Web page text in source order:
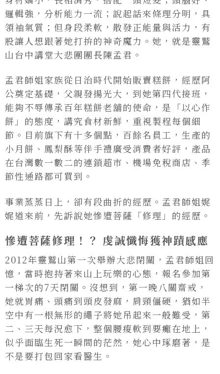
邏輯強，分析能力一流；說起話來條理分明，具
領袖氣質；但身段柔軟，散發正能量與活力，有
股讓人想跟著她打拚的神奇魔力。她，就是靈鷲
山台中講堂大悲團團長陳孟君。
孟君師姐家族從日治時代開始販賣糕餅，經歷阿
公奠定基礎，父親發揚光大，到她第四代接班，
能夠不辱傳承百年糕餅老舖的使命，是「以心作
餅」的態度，講究食材新鮮，重視製程每個細
節。目前旗下有十多個點，百餘名員工，生產的
小月餅、鳳梨酥等伴手禮廣受消費者好評，產品
在台灣數一數二的連鎖超市、機場免稅商店、季
節性通路都可買到。
事業蒸蒸日上，卻有段曲折的經歷。孟君師姐娓
娓道來前，先訴說她慘遭菩薩「修理」的經歷。
慘遭菩薩修理！？ 虔誠懺悔獲神蹟感應
2012年靈鷲山第一次舉辦大悲閉關，孟君師姐回
憶，當時抱持著來山上玩樂的心態，報名參加第
一梯次的7天閉關。沒想到，第一晚八關齋戒，
她就胃痛、頭痛到頭皮發麻，肩頸僵硬，猶如半
空中有一根無形的繩子將她吊起來一般難受，第
二、三天每況愈下，整個腰痠軟到要癱在地上，
似乎面臨生死一瞬間的茫然，她心中琢磨著，是
不是要打包回家看醫生。